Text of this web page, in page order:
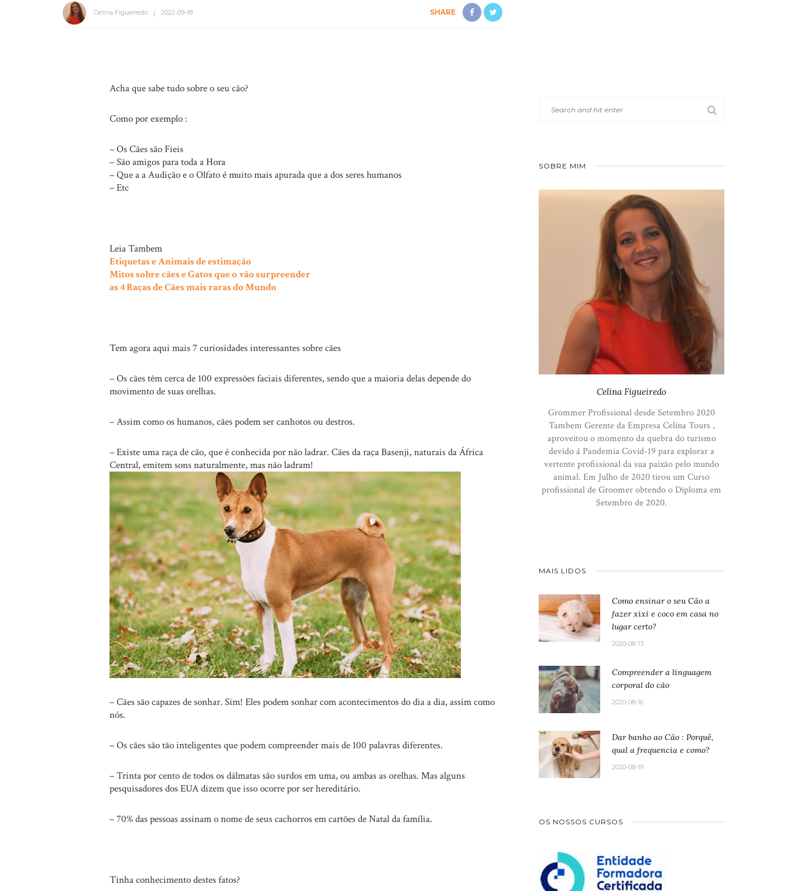
Celina Figueiredo 2022-09-18 SHARE
Acha que sabe tudo sobre o seu cão?
Como por exemplo :
– Os Cães são Fieis
– São amigos para toda a Hora
– Que a a Audição e o Olfato é muito mais apurada que a dos seres humanos
– Etc
Leia Tambem
Etiquetas e Animais de estimação
Mitos sobre cães e Gatos que o vão surpreender
as 4 Raças de Cães mais raras do Mundo
Tem agora aqui mais 7 curiosidades interessantes sobre cães
– Os cães têm cerca de 100 expressões faciais diferentes, sendo que a maioria delas depende do
movimento de suas orelhas.
– Assim como os humanos, cães podem ser canhotos ou destros.
– Existe uma raça de cão, que é conhecida por não ladrar. Cães da raça Basenji, naturais da África
Central, emitem sons naturalmente, mas não ladram!
– Cães são capazes de sonhar. Sim! Eles podem sonhar com acontecimentos do dia a dia, assim como
nós.
– Os cães são tão inteligentes que podem compreender mais de 100 palavras diferentes.
– Trinta por cento de todos os dálmatas são surdos em uma, ou ambas as orelhas. Mas alguns
pesquisadores dos EUA dizem que isso ocorre por ser hereditário.
– 70% das pessoas assinam o nome de seus cachorros em cartões de Natal da família.
Tinha conhecimento destes fatos?
SOBRE MIM
Celina Figueiredo
Grommer Profissional desde Setembro 2020
Tambem Gerente da Empresa Celina Tours ,
aproveitou o momento da quebra do turismo
devido á Pandemia Covid-19 para explorar a
vertente profissional da sua paixão pelo mundo
animal. Em Julho de 2020 tirou um Curso
profissional de Groomer obtendo o Diploma em
Setembro de 2020.
MAIS LIDOS
Como ensinar o seu Cão a
fazer xixi e coco em casa no
lugar certo?
2020-08-13
Compreender a linguagem
corporal do cão
2020-08-16
Dar banho ao Cão : Porquê,
qual a frequencia e como?
2020-08-19
OS NOSSOS CURSOS